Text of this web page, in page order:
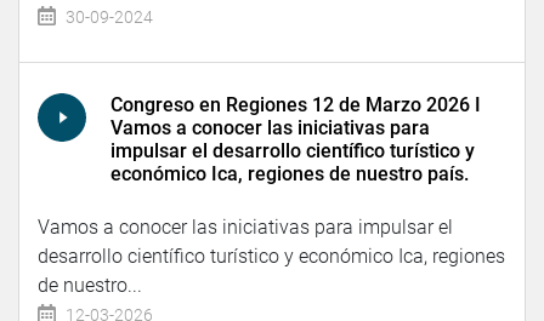
30-09-2024
Congreso en Regiones 12 de Marzo 2026 I
Vamos a conocer las iniciativas para
impulsar el desarrollo científico turístico y
económico Ica, regiones de nuestro país.
Vamos a conocer las iniciativas para impulsar el
desarrollo científico turístico y económico Ica, regiones
de nuestro...
12-03-2026